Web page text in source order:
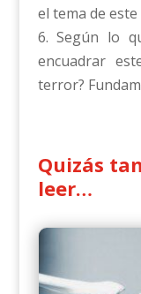
el tema de
6. Según lo
encuadrar
terror?
Quizás
leer…